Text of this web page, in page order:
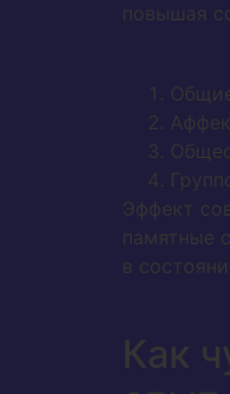
повышая
Эффект
памятные
в
Как